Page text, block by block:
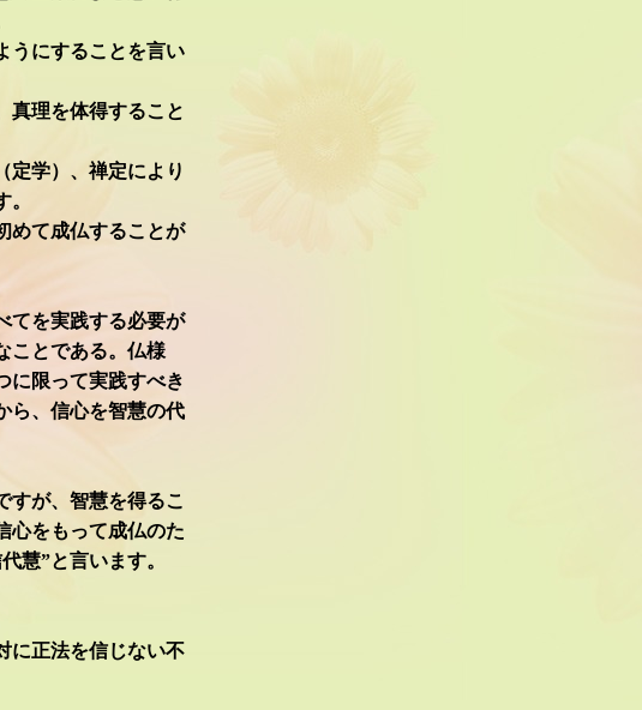
うにすることを言い
真理を体得すること
学）、禅定により
めて成仏することが
てを実践する必要が
ことである。仏様
に限って実践すべき
ら、信心を智慧の代
が、智慧を得るこ
心をもって成仏のた
慧”と言います。
に正法を信じない不